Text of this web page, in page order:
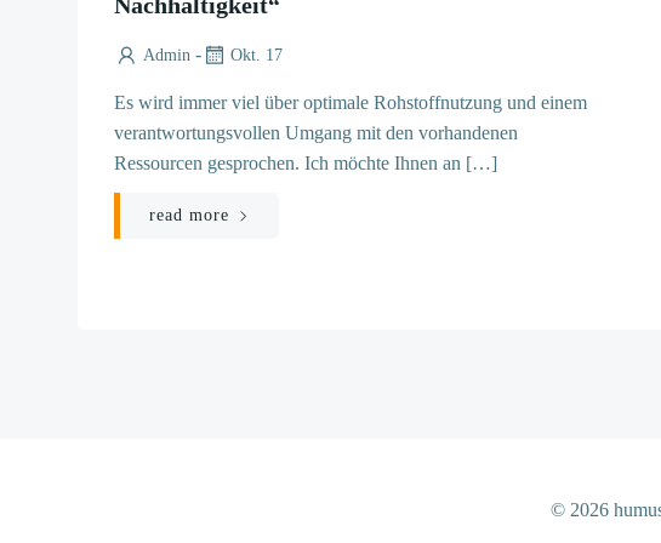
Admin - Okt. 17
Es wird immer viel über optimale Rohstoffnutzung und einem
verantwortungsvollen Umgang mit den vorhandenen
Ressourcen gesprochen. Ich möchte Ihnen an […]
read more
© 2026